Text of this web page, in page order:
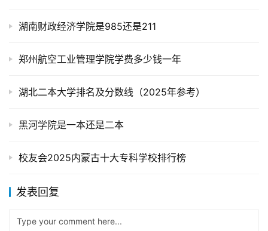
湖南财政经济学院是985还是211
郑州航空工业管理学院学费多少钱一年
湖北二本大学排名及分数线（2025年参考）
黑河学院是一本还是二本
校友会2025内蒙古十大专科学校排行榜
发表回复